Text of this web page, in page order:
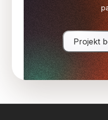
Projekt